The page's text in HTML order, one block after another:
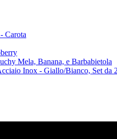
Carota
Mela, Banana, e Barbabietola
Inox - Giallo/Bianco, Set da